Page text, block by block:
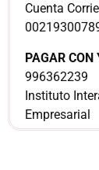
Cuenta
PAGAR
996362239
Instituto
Empresarial